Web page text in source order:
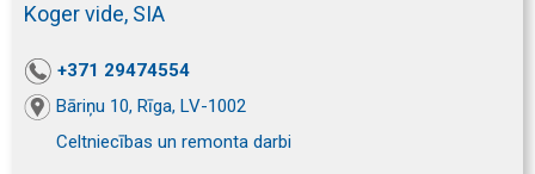
Koger vide, SIA
+371 29474554
Bāriņu 10, Rīga, LV-1002
Celtniecības un remonta darbi